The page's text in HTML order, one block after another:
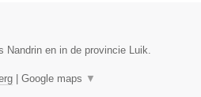
Nandrin en in de provincie Luik.
Google maps ▼